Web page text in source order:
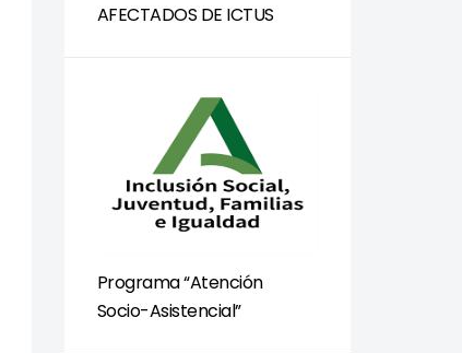
AFECTADOS DE ICTUS
Programa “Atención
Socio-Asistencial”